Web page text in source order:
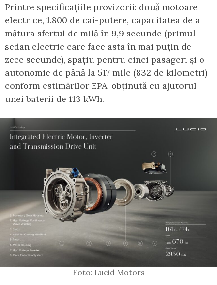
Printre specificațiile provizorii: două motoare
electrice, 1.800 de cai-putere, capacitatea de a
mătura sfertul de milă în 9,9 secunde (primul
sedan electric care face asta în mai puțin de
zece secunde), spațiu pentru cinci pasageri și o
autonomie de până la 517 mile (832 de kilometri)
conform estimărilor EPA, obținută cu ajutorul
unei baterii de 113 kWh.
Foto: Lucid Motors